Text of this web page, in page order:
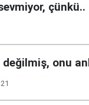
çünkü..
değilmiş, onu